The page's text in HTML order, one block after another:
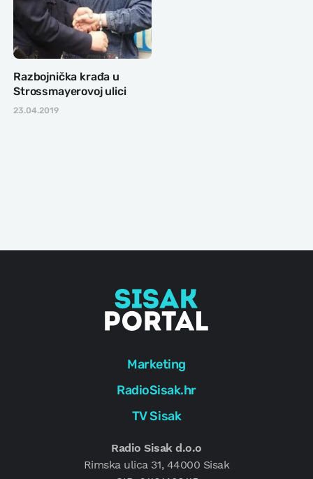
Razbojnička krađa u
Strossmayerovoj ulici
23.04.2019
Marketing
RadioSisak.hr
TV Sisak
Radio Sisak d.o.o
Rimska ulica 31, 44000 Sisak